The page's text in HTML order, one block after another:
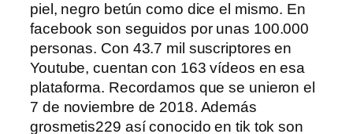
piel, negro betún como dice el mismo. En
facebook son seguidos por unas 100.000
personas. Con 43.7 mil suscriptores en
Youtube, cuentan con 163 vídeos en esa
plataforma. Recordamos que se unieron el
7 de noviembre de 2018. Además
grosmetis229 así conocido en tik tok son